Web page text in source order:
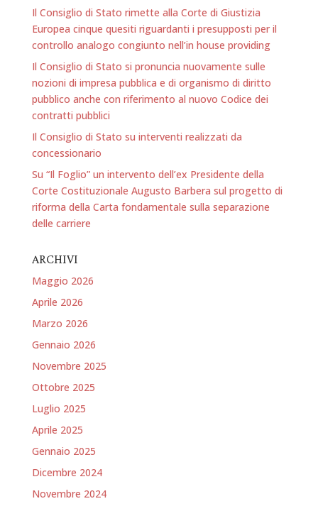
Il Consiglio di Stato rimette alla Corte di Giustizia
Europea cinque quesiti riguardanti i presupposti per il
controllo analogo congiunto nell’in house providing
Il Consiglio di Stato si pronuncia nuovamente sulle
nozioni di impresa pubblica e di organismo di diritto
pubblico anche con riferimento al nuovo Codice dei
contratti pubblici
Il Consiglio di Stato su interventi realizzati da
concessionario
Su “Il Foglio” un intervento dell’ex Presidente della
Corte Costituzionale Augusto Barbera sul progetto di
riforma della Carta fondamentale sulla separazione
delle carriere
ARCHIVI
Maggio 2026
Aprile 2026
Marzo 2026
Gennaio 2026
Novembre 2025
Ottobre 2025
Luglio 2025
Aprile 2025
Gennaio 2025
Dicembre 2024
Novembre 2024